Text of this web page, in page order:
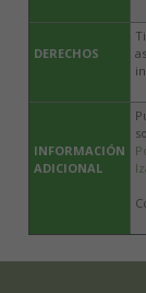
DERECHOS
INFORMACIÓN
ADICIONAL